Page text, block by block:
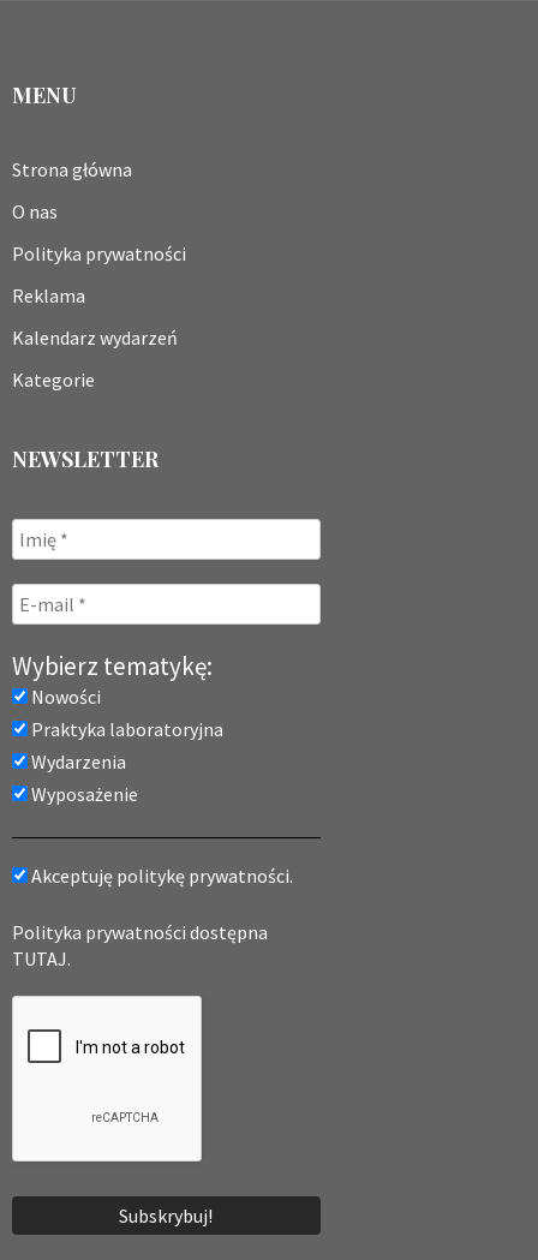
MENU
Strona główna
O nas
Polityka prywatności
Reklama
Kalendarz wydarzeń
Kategorie
NEWSLETTER
Wybierz tematykę:
Nowości
Praktyka laboratoryjna
Wydarzenia
Wyposażenie
Akceptuję politykę prywatności.
Polityka prywatności dostępna
TUTAJ.